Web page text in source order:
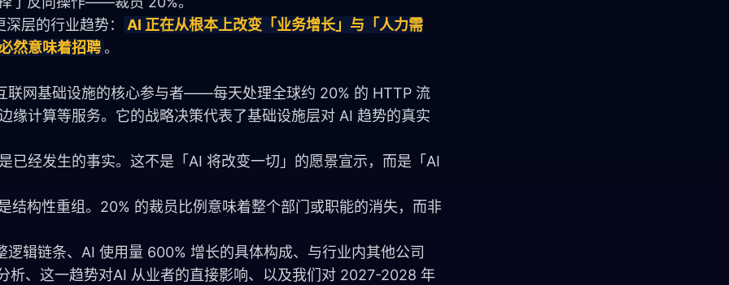
层的行业趋势：
AI 正在从根本上改变「业务增长」与「人力需
然意味着招聘。
联网基础设施的核心参与者——每天处理全球约 20% 的 HTTP 流
缘计算等服务。它的战略决策代表了基础设施层对 AI 趋势的真实
已经发生的事实。这不是「AI 将改变一切」的愿景宣示，而是「AI
结构性重组。20% 的裁员比例意味着整个部门或职能的消失，而非
辑链条、AI 使用量 600% 增长的具体构成、与行业内其他公司
、这一趋势对AI 从业者的直接影响、以及我们对 2027-2028 年